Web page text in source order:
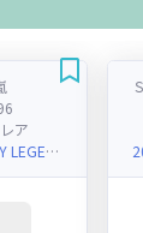
ア
20th ANNIVERSARY LEGEND COLLECTION